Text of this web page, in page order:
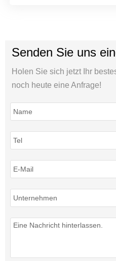
Senden Sie uns
Holen Sie sich jetzt Ihr
noch heute eine Anfrage!